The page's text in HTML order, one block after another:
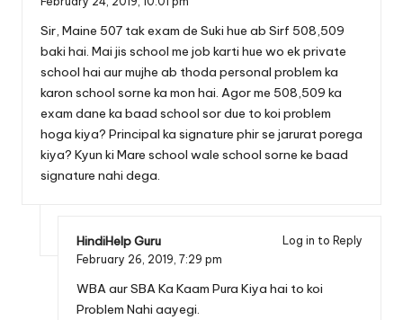
Sir, Maine 507 tak exam de Suki hue ab Sirf 508,509
baki hai. Mai jis school me job karti hue wo ek private
school hai aur mujhe ab thoda personal problem ka
karon school sorne ka mon hai. Agor me 508,509 ka
exam dane ka baad school sor due to koi problem
hoga kiya? Principal ka signature phir se jarurat porega
kiya? Kyun ki Mare school wale school sorne ke baad
signature nahi dega.
HindiHelp Guru
Log in to Reply
February 26, 2019, 7:29 pm
WBA aur SBA Ka Kaam Pura Kiya hai to koi
Problem Nahi aayegi.